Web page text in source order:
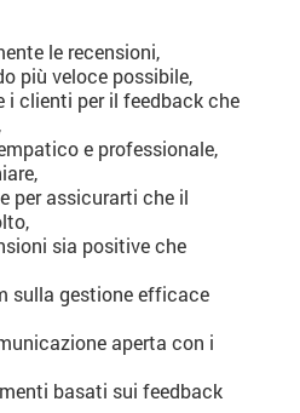
le recensioni,
più veloce possibile,
i clienti per il feedback che
e professionale,
per assicurarti che il
sia positive che
sulla gestione efficace
aperta con i
basati sui feedback